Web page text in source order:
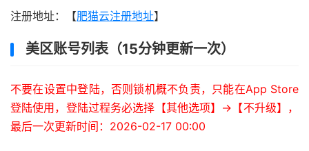
注册地址：【肥猫云注册地址】
美区账号列表（15分钟更新一次）
不要在设置中登陆，否则锁机概不负责，只能在App Store
登陆使用，登陆过程务必选择【其他选项】->【不升级】，
最后一次更新时间：2026-02-17 00:00